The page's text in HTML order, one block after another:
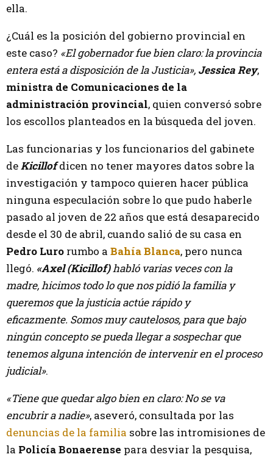
ella.
¿Cuál es la posición del gobierno provincial en
este caso? «El gobernador fue bien claro: la provincia
entera está a disposición de la Justicia», Jessica Rey,
ministra de Comunicaciones de la
administración provincial, quien conversó sobre
los escollos planteados en la búsqueda del joven.
Las funcionarias y los funcionarios del gabinete
deKicillofdicen no tener mayores datos sobre la
investigación y tampoco quieren hacer pública
ninguna especulación sobre lo que pudo haberle
pasado al joven de 22 años que está desaparecido
desde el 30 de abril, cuando salió de su casa en
Pedro Luro rumbo a Bahía Blanca, pero nunca
llegó. «Axel (Kicillof)habló varias veces con la
madre, hicimos todo lo que nos pidió la familia y
queremos que la justicia actúe rápido y
eficazmente. Somos muy cautelosos, para que bajo
ningún concepto se pueda llegar a sospechar que
tenemos alguna intención de intervenir en el proceso
judicial».
«Tiene que quedar algo bien en claro: No se va
encubrir a nadie», aseveró, consultada por las
denuncias de la familia sobre las intromisiones de
la Policía Bonaerense para desviar la pesquisa,